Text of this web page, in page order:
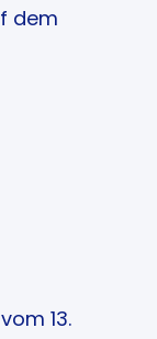
dem
13.